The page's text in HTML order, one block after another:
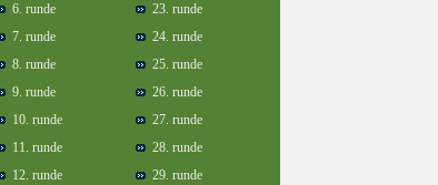
6. runde
23. runde
7. runde
24. runde
8. runde
25. runde
9. runde
26. runde
10. runde
27. runde
11. runde
28. runde
12. runde
29. runde